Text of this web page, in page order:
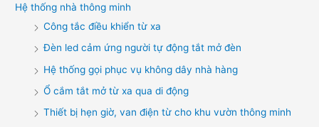
Hệ thống nhà thông minh
Công tắc điều khiển từ xa
Đèn led cảm ứng người tự động tắt mở đèn
Hệ thống gọi phục vụ không dây nhà hàng
Ổ cắm tắt mở từ xa qua di động
Thiết bị hẹn giờ, van điện từ cho khu vườn thông minh